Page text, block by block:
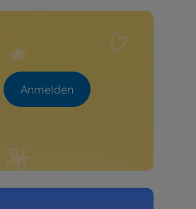
Anmelden